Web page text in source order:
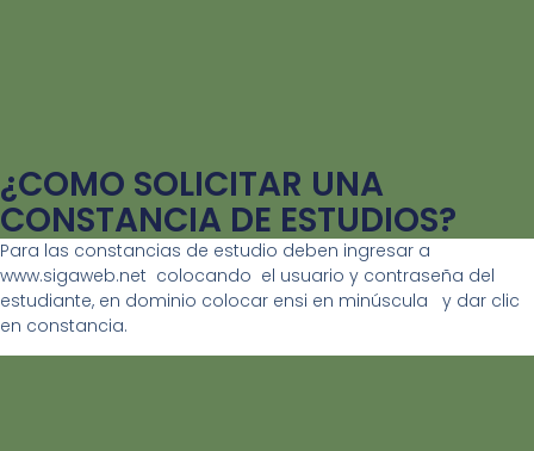
¿COMO SOLICITAR UNA
CONSTANCIA DE ESTUDIOS?
Para las constancias de estudio deben ingresar a
www.sigaweb.net colocando el usuario y contraseña del
estudiante, en dominio colocar ensi en minúscula y dar clic
en constancia.